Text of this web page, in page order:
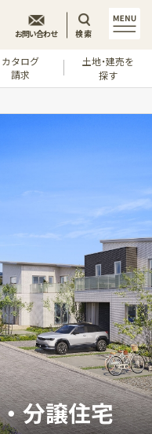
カタログ
請求
土地・建売を
探す
お問い合わせ 検索
分譲住宅